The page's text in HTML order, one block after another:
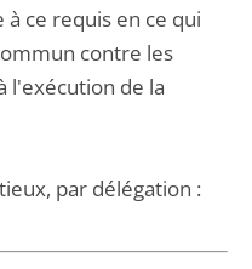
ce requis en ce qui
contre les
l'exécution de la
par délégation :